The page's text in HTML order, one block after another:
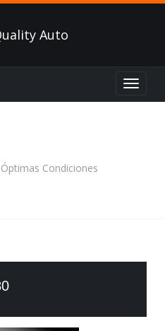
Toggle
Condiciones